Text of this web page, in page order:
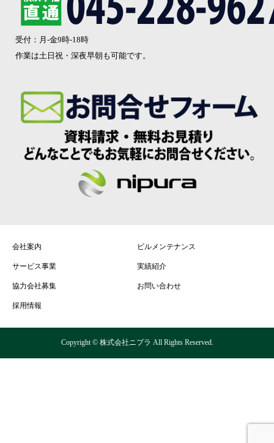
受付：月-金9時-18時
作業は土日祝・深夜早朝も可能です。
会社案内 ビルメンテナンス
サービス事業 実績紹介
協力会社募集 お問い合わせ
採用情報
Copyright © 株式会社ニプラ All Rights Reserved.